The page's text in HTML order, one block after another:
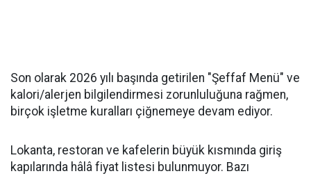
Son olarak 2026 yılı başında getirilen "Şeffaf Menü" ve
kalori/alerjen bilgilendirmesi zorunluluğuna rağmen,
birçok işletme kuralları çiğnemeye devam ediyor.
Lokanta, restoran ve kafelerin büyük kısmında giriş
kapılarında hâlâ fiyat listesi bulunmuyor. Bazı